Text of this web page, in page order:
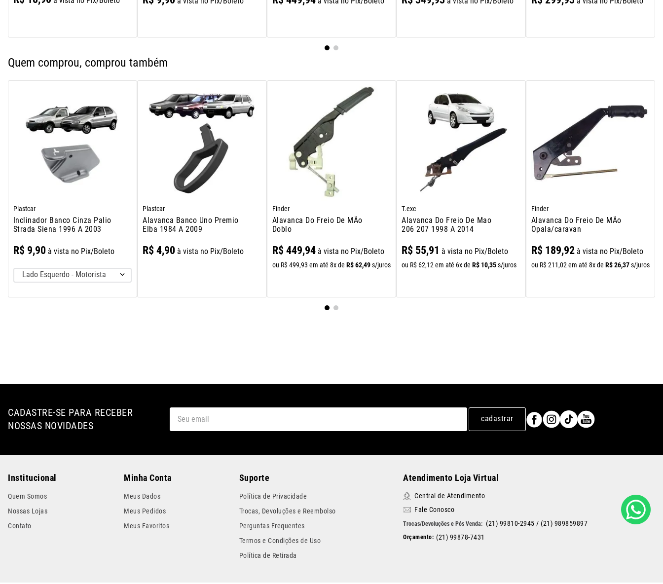
Quem comprou, comprou também
Plastcar
Inclinador Banco Cinza Palio
Strada Siena 1996 A 2003
R$ 9,90à vista no Pix/Boleto
Lado Esquerdo - Motorista
Plastcar
Alavanca Banco Uno Premio
Elba 1984 A 2009
R$ 4,90 à vista no Pix/Boleto
Finder
Alavanca Do Freio De MÃo
Doblo
R$ 449,94à vista no Pix/Boleto
ou R$ 499,93 em até 8x de R$ 62,49 s/juros
T.exc
Alavanca Do Freio De Mao
206 207 1998 A 2014
R$ 55,91 à vista no Pix/Boleto
ou R$ 62,12 em até 6x de R$ 10,35s/juros
Finder
Alavanca Do Freio De MÃo
Opala/caravan
R$ 189,92à vista no Pix/Boleto
ou R$ 211,02 em até 8x de R$ 26,37 s/juros
CADASTRE-SE PARA RECEBER
NOSSAS NOVIDADES
cadastrar
Institucional
Quem Somos
Nossas Lojas
Contato
Minha Conta
Meus Dados
Meus Pedidos
Meus Favoritos
Suporte
Política de Privacidade
Trocas, Devoluções e Reembolso
Perguntas Frequentes
Termos e Condições de Uso
Política de Retirada
Atendimento Loja Virtual
Central de Atendimento
Fale Conosco
(21) 99810-2945 / (21) 989859897
(21) 99878-7431